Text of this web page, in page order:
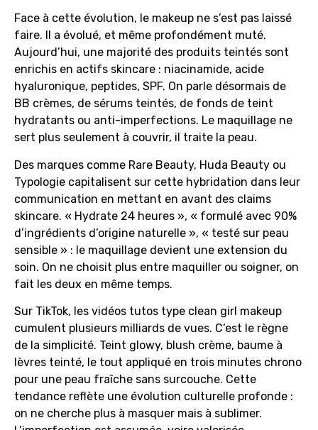
Face à cette évolution, le makeup ne s’est pas laissé
faire. Il a évolué, et même profondément muté.
Aujourd’hui, une majorité des produits teintés sont
enrichis en actifs skincare : niacinamide, acide
hyaluronique, peptides, SPF. On parle désormais de
BB crèmes, de sérums teintés, de fonds de teint
hydratants ou anti-imperfections. Le maquillage ne
sert plus seulement à couvrir, il traite la peau.
Des marques comme Rare Beauty, Huda Beauty ou
Typologie capitalisent sur cette hybridation dans leur
communication en mettant en avant des claims
skincare. « Hydrate 24 heures », « formulé avec 90%
d’ingrédients d’origine naturelle », « testé sur peau
sensible » : le maquillage devient une extension du
soin. On ne choisit plus entre maquiller ou soigner, on
fait les deux en même temps.
Sur TikTok, les vidéos tutos type clean girl makeup
cumulent plusieurs milliards de vues. C’est le règne
de la simplicité. Teint glowy, blush crème, baume à
lèvres teinté, le tout appliqué en trois minutes chrono
pour une peau fraîche sans surcouche. Cette
tendance reflète une évolution culturelle profonde :
on ne cherche plus à masquer mais à sublimer.